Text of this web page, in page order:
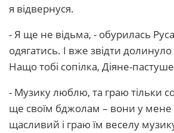
я відвернуся.
- Я ще не відьма, - обурилась
одягатись. І вже звідти
Нащо тобі сопілка, Діяне-
- Музику люблю, та граю тільки
ще своїм бджолам – вони у мене
щасливий і граю їм веселу